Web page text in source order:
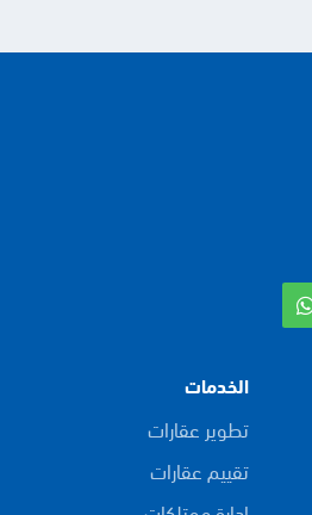
الخدمات
تطوير عقارات
تقييم عقارات